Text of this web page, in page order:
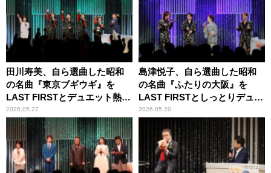
田川寿美、自ら選曲した昭和
の名曲『東京ブギウギ』を
LAST FIRSTとデュエット熱唱
し笑顔
2026.05.27
島津悦子、自ら選曲した昭和
の名曲『ふたりの大阪』を
LAST FIRSTとしっとりデュエ
ット「ドキドキしました
2026.05.20